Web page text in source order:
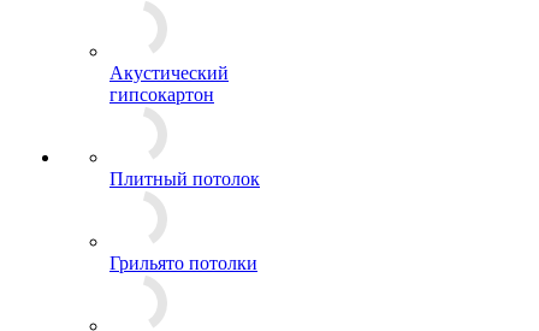
Акустический
гипсокартон
Плитный потолок
Грильято потолки